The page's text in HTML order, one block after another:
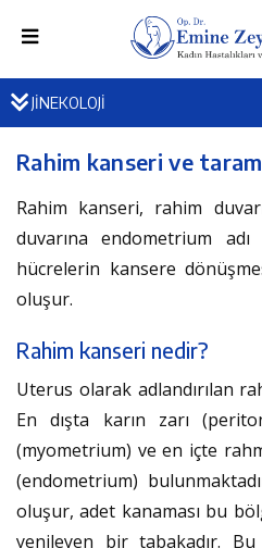
JİNEKOLOJİ
Rahim kanseri ve
Rahim kanseri, rahim
duvarına endometrium
hücrelerin kansere
oluşur.
Rahim kanseri nedir?
Uterus olarak adlandırılan
En dışta karın zarı
(myometrium) ve en içte
(endometrium)
oluşur, adet kanaması bu
yenileyen bir tabakadır.